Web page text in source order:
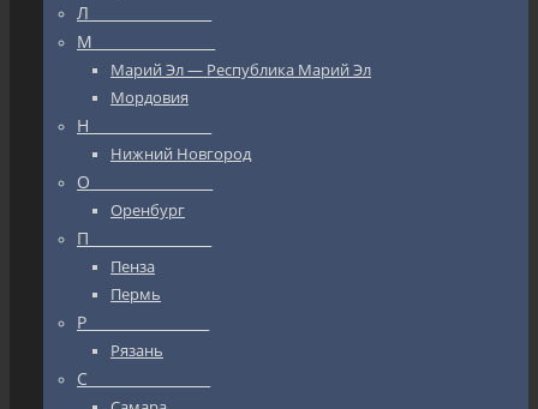
Л_________________
М_________________
Марий Эл — Республика Марий Эл
Мордовия
Н_________________
Нижний Новгород
О_________________
Оренбург
П_________________
Пенза
Пермь
Р_________________
Рязань
С_________________